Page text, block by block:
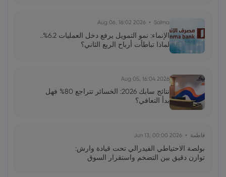
Salma
2026 Aug 06, 16:02
الإنماء: نمو التمويل يرفع دخل العمليات 6.2%..
لماذا تباطأت أرباح الربع الثاني؟
2026 Aug 05, 16:04
نتائج سابك 2026: الخسائر تتراجع 80% فهل
بدأ التعافي؟
فاطمة 2026 Jun 13, 00:00
بولصة الاحتياطي الفيدرالي تحت قيادة وارش:
توازن دقيق بين التضخم واستقرار السوق